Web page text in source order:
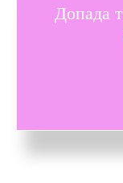
Допада